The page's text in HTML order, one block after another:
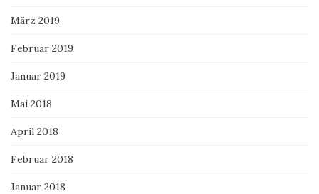
März 2019
Februar 2019
Januar 2019
Mai 2018
April 2018
Februar 2018
Januar 2018